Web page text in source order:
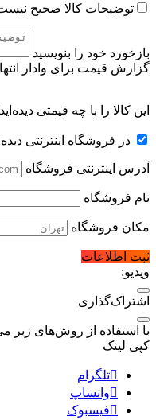
توضیحات کالا صحیح
بازخورد خود را بنویسید
گزارش قیمت برای وادار
این کالا را با چه قیمتی
در فروشگاه اینترنتی
آدرس اینترنتی فروشگاه
نام فروشگاه
مکان فروشگاه
ثبت اطلاعات
ویدیو:
اشتراک‌گذاری
با استفاده از روش‌های زیر
کپی لینک
تلگرام
واتساپ
فیسبوک